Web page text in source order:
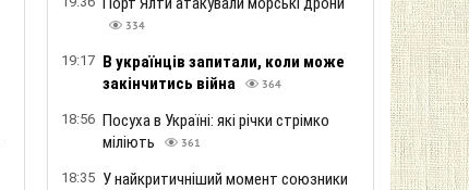
334
19:17 В українців запитали, коли може
закінчитись війна
364
18:56 Посуха в Україні: які річки стрімко
міліють
361
18:35 У найкритичніший момент союзники